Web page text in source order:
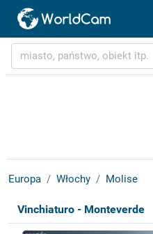
Europa Włochy Molise
Vinchiaturo - Monteverde